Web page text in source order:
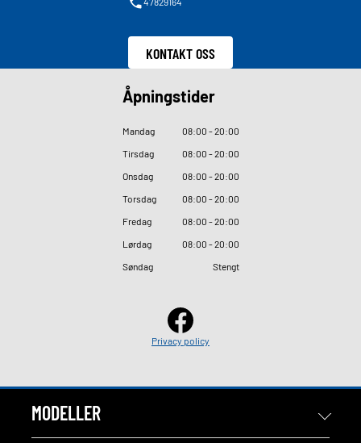
KONTAKT OSS
Åpningstider
Mandag 08:00 - 20:00
Tirsdag
08:00 - 20:00
Onsdag
08:00 - 20:00
Torsdag
08:00 - 20:00
Fredag
08:00 - 20:00
Lørdag
08:00 - 20:00
Søndag
Stengt
Privacy policy
MODELLER